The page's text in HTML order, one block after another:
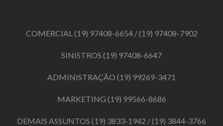
COMERCIAL(19) 97408-6654/(19) 97408-7902
SINISTROS (19) 97408-6647
ADMINISTRAÇÃO (19) 99269-3471
MARKETING (19) 99566-8686
DEMAIS ASSUNTOS (19) 3833-1942 /(19) 3844-3766